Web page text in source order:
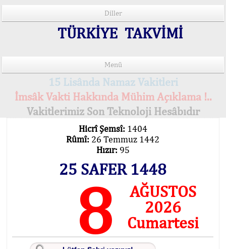
Diller
TÜRKİYE TAKVİMİ
Menü
15 Lisânda Namaz Vakitleri
İmsâk Vakti Hakkında Mühim Açıklama !..
Vakitlerimiz Son Teknoloji Hesâbıdır
Hicrî Şemsî: 1404
Rûmî: 26 Temmuz 1442
Hızır: 95
25 SAFER 1448
8
AĞUSTOS
2026
Cumartesi